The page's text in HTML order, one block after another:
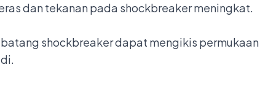
dan tekanan pada shockbreaker meningkat.
shockbreaker dapat mengikis